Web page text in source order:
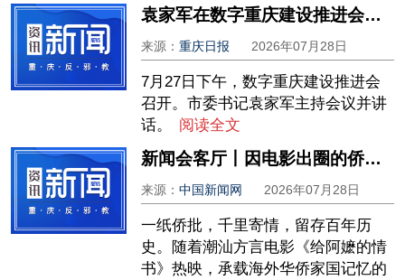
袁家军在数字重庆建设推进会上强调 聚焦实战 夯实基础 加快推动基本能力向体系能力提质拓面 程丽华出席
来源：重庆日报 2026年07月28日
7月27日下午，数字重庆建设推进会
召开。市委书记袁家军主持会议并讲
话。
阅读全文
新闻会客厅丨因电影出圈的侨批有多动人？专家解读跨越山海的家国情书
来源：中国新闻网 2026年07月28日
一纸侨批，千里寄情，留存百年历
史。随着潮汕方言电影《给阿嬷的情
书》热映，承载海外华侨家国记忆的